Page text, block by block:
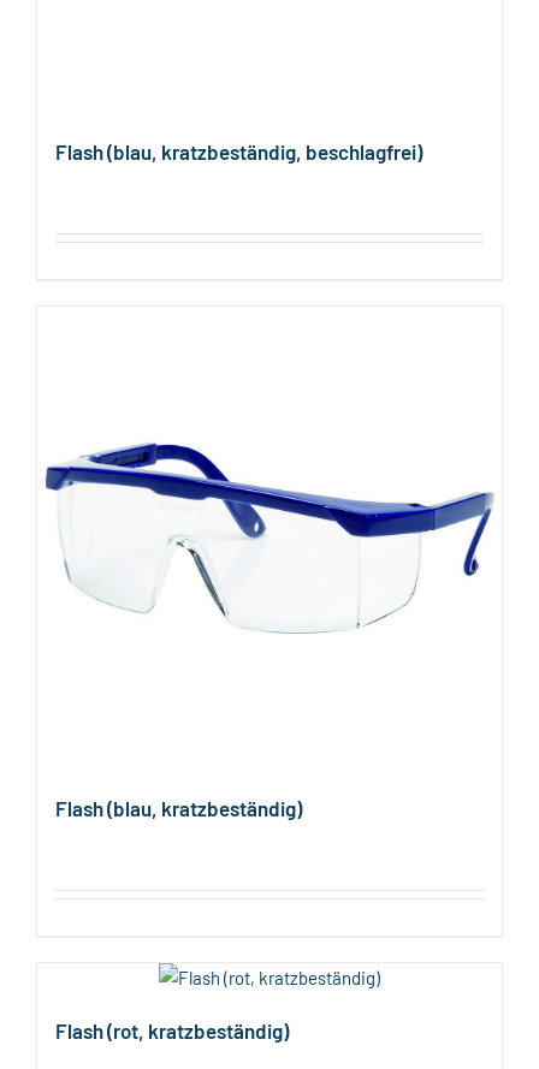
Flash (blau, kratzbeständig, beschlagfrei)
Flash (blau, kratzbeständig)
Flash (rot, kratzbeständig)